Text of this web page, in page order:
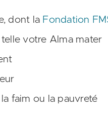
dont la Fondation
telle votre Alma mater
faim ou la pauvreté